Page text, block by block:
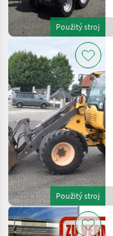
Použitý stroj
Použitý stroj